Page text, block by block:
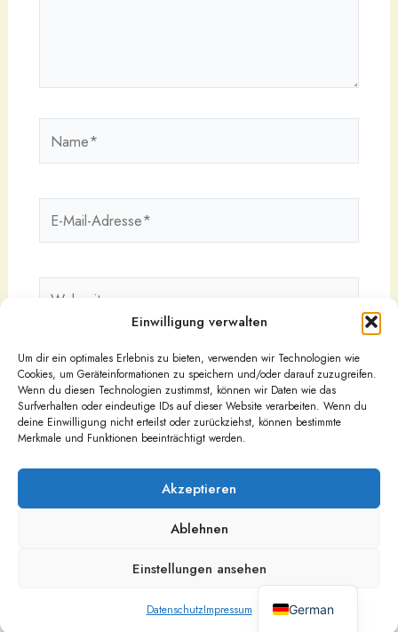
Einwilligung verwalten
Um dir ein optimales Erlebnis zu bieten, verwenden wir Technologien wie
Cookies, um Geräteinformationen zu speichern und/oder darauf zuzugreifen.
Wenn du diesen Technologien zustimmst, können wir Daten wie das
Surfverhalten oder eindeutige IDs auf dieser Website verarbeiten. Wenn du
deine Einwilligung nicht erteilst oder zurückziehst, können bestimmte
Merkmale und Funktionen beeinträchtigt werden.
Akzeptieren
Ablehnen
Einstellungen ansehen
DatenschutzImpressum
Mail-
Urheberrecht © 2026
Datenschutz
German